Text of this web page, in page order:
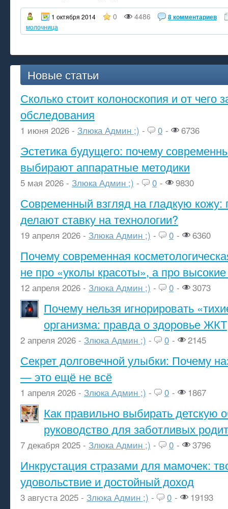
1 октября 2014 0 4486 8 комментариев
молочница
Новые статьи
Сколько стоит колоноскопия и от чего
обследования
1 июня 2026 - Злюка Админ ;) - 0 - 6736
Эстетика будущего: почему
выбирают аппаратные методики
5 мая 2026 - Злюка Админ ;) - 0 - 9830
Современный взгляд на гладкую кожу:
делают ставку на технологии?
19 апреля 2026 - Злюка Админ ;) - 0 - 6360
Почему современная
не про «уколы красоты», а про высокие
12 апреля 2026 - Злюка Админ ;) - 0 - 3073
Почему нельзя игнорировать
организма: правда о здоровье ЖКТ
2 апреля 2026 - Злюка Админ ;) - 0 - 2145
Секрет долговечной улыбки: Почему
— это ещё не всё
1 апреля 2026 - Злюка Админ ;) - 0 - 1867
Как правильно выбирать детскую
руководство для заботливых
7 декабря 2025 - Злюка Админ ;) - 0 - 3796
Инкрустация стразами для мамочек:
удовольствие и достойный доход
3 августа 2025 - Злюка Админ ;) - 0 - 19193